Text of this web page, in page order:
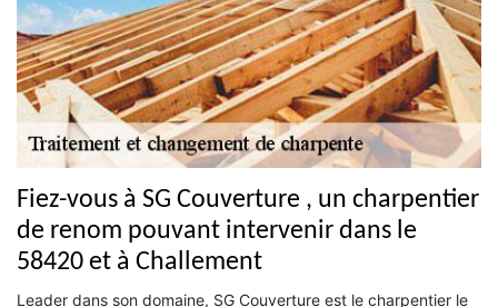
Fiez-vous à SG Couverture , un charpentier
de renom pouvant intervenir dans le
58420 et à Challement
Leader dans son domaine, SG Couverture est le charpentier le